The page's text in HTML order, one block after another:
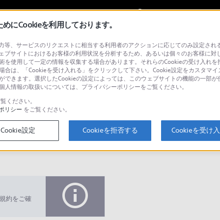
Q&A
約をご確
にCookieを利用しております。
、サービスのリクエストに相当する利用者のアクションに応じてのみ設定さ
ブサイトにおけるお客様の利用状況を分析するため、あるいは個々のお客様に
を使用して一定の情報を収集する場合があります。それらのCookieの受け入れ
合は、「Cookieを受け入れる」をクリックして下さい。Cookie設定をカスタマ
できます。選択したCookieの設定によっては、このウェブサイトの機能の一部
情報の取扱いについては、プライバシーポリシーをご覧ください。
ください。
リシー をご覧ください。
Cookie設定 Cookieを拒否する Cookieを受け